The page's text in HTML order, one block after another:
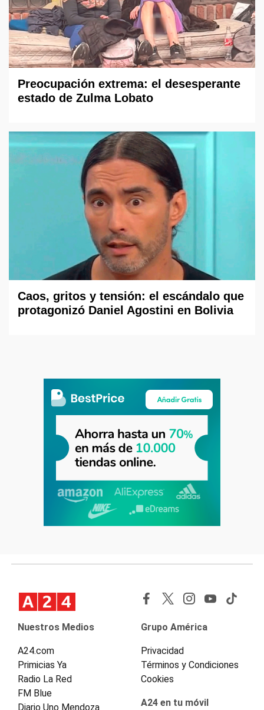
Preocupación extrema: el desesperante
estado de Zulma Lobato
Caos, gritos y tensión: el escándalo que
protagonizó Daniel Agostini en Bolivia
Nuestros Medios
A24.com
Primicias Ya
Radio La Red
FM Blue
Diario Uno Mendoza
Grupo América
Privacidad
Términos y Condiciones
Cookies
A24 en tu móvil